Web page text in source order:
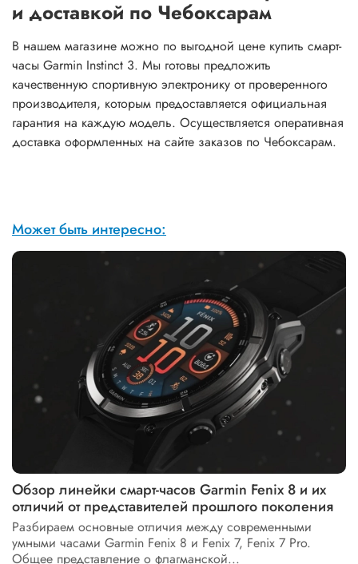
и доставкой по Чебоксарам
В нашем магазине можно по выгодной цене купить смарт-
часы Garmin Instinct 3. Мы готовы предложить
качественную спортивную электронику от проверенного
производителя, которым предоставляется официальная
гарантия на каждую модель. Осуществляется оперативная
доставка оформленных на сайте заказов по Чебоксарам.
Может быть интересно:
Обзор линейки смарт-часов Garmin Fenix 8 и их
отличий от представителей прошлого поколения
Разбираем основные отличия между современными
умными часами Garmin Fenix 8 и Fenix 7, Fenix 7 Pro.
Общее представление о флагманской...